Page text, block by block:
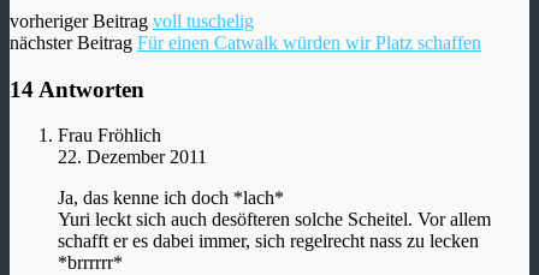
vorheriger Beitrag voll tuschelig
nächster Beitrag Für einen Catwalk würden wir Platz schaffen
14 Antworten
Frau Fröhlich
22. Dezember 2011
Ja, das kenne ich doch *lach*
Yuri leckt sich auch desöfteren solche Scheitel. Vor allem
schafft er es dabei immer, sich regelrecht nass zu lecken
*brrrrrr*